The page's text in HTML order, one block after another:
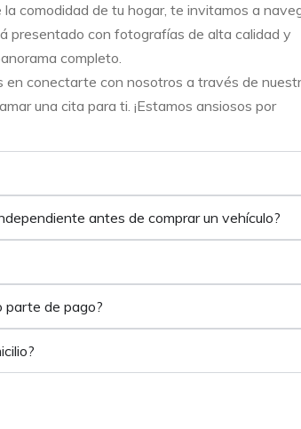
comodidad de tu hogar, te invitamos a
presentado con fotografías de alta calidad y
completo.
en conectarte con nosotros a través de
una cita para ti. ¡Estamos ansiosos por
antes de comprar un vehículo?
parte de pago?